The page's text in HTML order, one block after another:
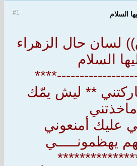
#1 السلام
لسان حال الزهراء
السلام
** ليش يمّك
ماخذتني
عليك أمنعوني
يهظمونـــــي